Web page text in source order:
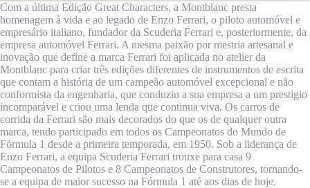
Com a última Edição Great Characters, a Montblanc presta
homenagem à vida e ao legado de Enzo Ferrari, o piloto automóvel e
empresário italiano, fundador da Scuderia Ferrari e, posteriormente, da
empresa automóvel Ferrari. A mesma paixão por mestria artesanal e
inovação que define a marca Ferrari foi aplicada no atelier da
Montblanc para criar três edições diferentes de instrumentos de escrita
que contam a história de um campeão automóvel excepcional e não
conformista da engenharia, que conduziu a sua empresa a um prestígio
incomparável e criou uma lenda que continua viva. Os carros de
corrida da Ferrari são mais decorados do que os de qualquer outra
marca, tendo participado em todos os Campeonatos do Mundo de
Fórmula 1 desde a primeira temporada, em 1950. Sob a liderança de
Enzo Ferrari, a equipa Scuderia Ferrari trouxe para casa 9
Campeonatos de Pilotos e 8 Campeonatos de Construtores, tornando-
se a equipa de maior sucesso na Fórmula 1 até aos dias de hoje.